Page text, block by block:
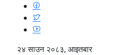
२४ साउन २०८३, आइतबार